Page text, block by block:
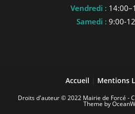
Vendredi :
Samedi : 9:00-
Accueil Mentions
Droits d'auteur © 2022 Mairie de Forcé -
Theme by